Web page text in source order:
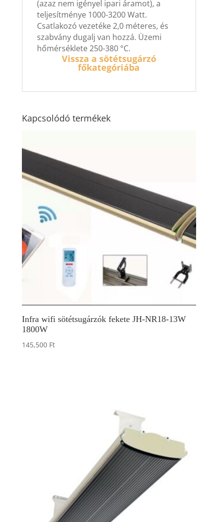
(azaz nem igényel ipari áramot), a
teljesítménye 1000-3200 Watt.
Csatlakozó vezetéke 2,0 méteres, és
szabvány dugalj van hozzá. Üzemi
hőmérséklete 250-380 °C.
Vissza a sötétsugárzó
főkategóriába
Kapcsolódó termékek
Infra wifi sötétsugárzók fekete JH-NR18-13W
1800W
145,500 Ft